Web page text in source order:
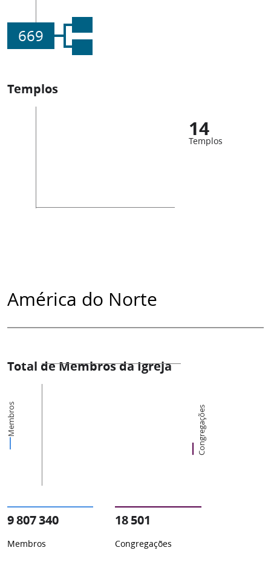
669
Templos
14
Templos
América do Norte
Total de Membros da Igreja
Membros Congregações
9 807 340
Membros
18 501
Congregações